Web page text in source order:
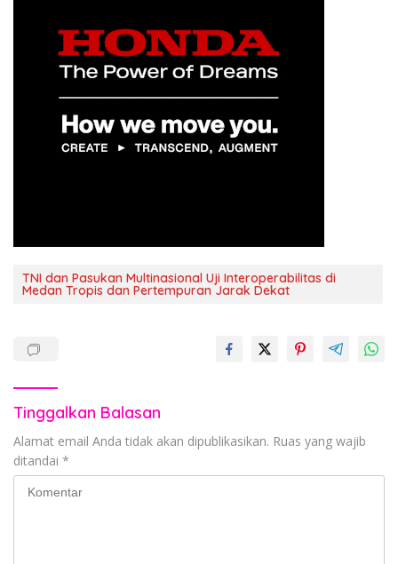
TNI dan Pasukan Multinasional Uji Interoperabilitas di
Medan Tropis dan Pertempuran Jarak Dekat
Tinggalkan Balasan
Alamat email Anda tidak akan dipublikasikan. Ruas yang wajib
ditandai *